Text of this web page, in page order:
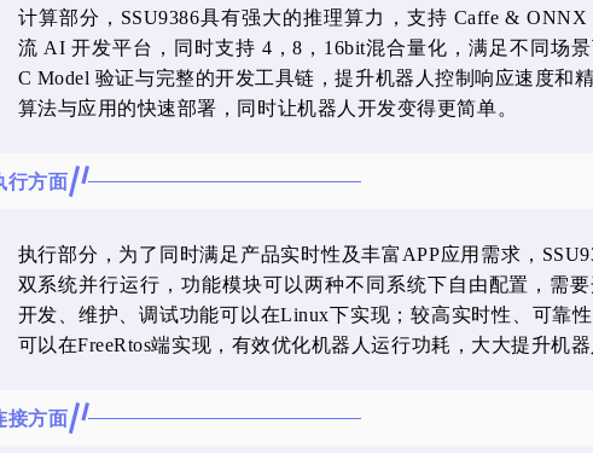
计算部分，SSU9386具有强大的推理算力，支持 Caffe & ONNX
流 AI 开发平台，同时支持 4，8，16bit混合量化，满足不同场
C Model 验证与完整的开发工具链，提升机器人控制响应速度和
算法与应用的快速部署，同时让机器人开发变得更简单。
行方面
执行部分，为了同时满足产品实时性及丰富APP应用需求，
双系统并行运行，功能模块可以两种不同系统下自由配置，需
开发、维护、调试功能可以在Linux下实现；较高实时性、可靠
可以在FreeRtos端实现，有效优化机器人运行功耗，大大提升机器
接方面